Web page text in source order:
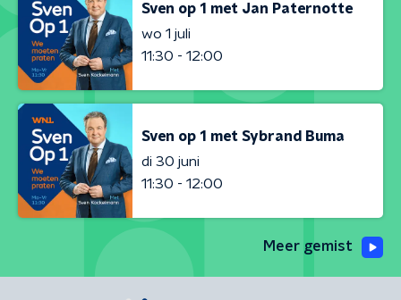
Sven op 1 met Jan Paternotte
wo 1 juli
11:30 - 12:00
Sven op 1 met Sybrand Buma
di 30 juni
11:30 - 12:00
Meer gemist